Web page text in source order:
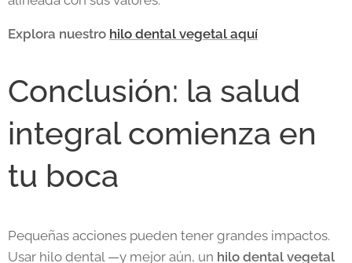
Explora nuestro hilo dental vegetal aquí
Conclusión: la salud
integral comienza en
tu boca
Pequeñas acciones pueden tener grandes impactos.
Usar hilo dental —y mejor aún, un hilo dental vegetal